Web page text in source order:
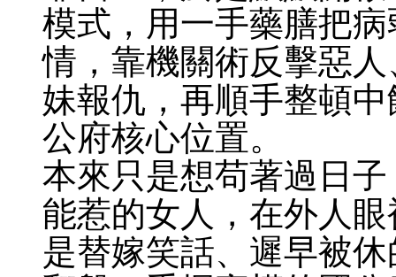
模式，用一手藥膳把
情，靠機關術反擊惡人
妹報仇，再順手整頓
公府核心位置。
本來只是想苟著過日
能惹的女人，在外人眼
是替嫁笑話、遲早被